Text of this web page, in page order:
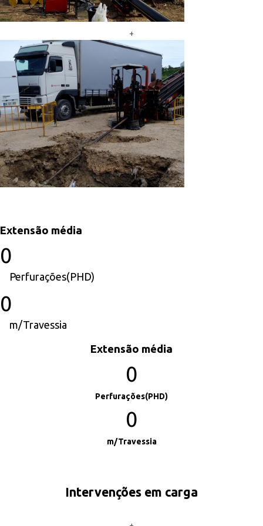
+
Extensão média
0
Perfurações(PHD)
0
m/Travessia
Extensão média
0
Perfurações(PHD)
0
m/Travessia
Intervenções em carga